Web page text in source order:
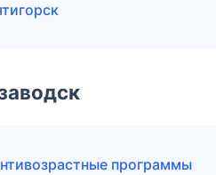
программы